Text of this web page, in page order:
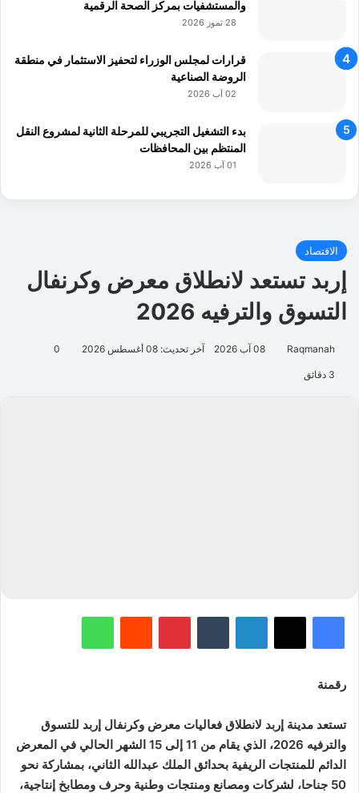
والمستشفيات بمركز الصحة الرقمية
28 تموز 2026
قرارات لمجلس الوزراء لتحفيز الاستثمار في منطقة
الروضة الصناعية
02 آب 2026
بدء التشغيل التجريبي للمرحلة الثانية لمشروع النقل
المنتظم بين المحافظات
01 آب 2026